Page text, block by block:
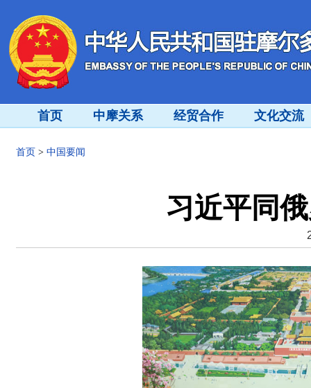
首页 中摩关系 经贸合作 文化交流
首页 > 中国要闻
习近平同